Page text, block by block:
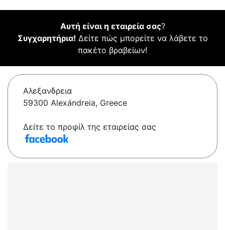
Αυτή είναι η εταιρεία σας?
Συγχαρητήρια! Δείτε πώς μπορείτε να λάβετε το
πακέτο βραβείων!
Αλεξανδρεια
59300 Alexándreia, Greece
Δείτε το προφίλ της εταιρείας σας